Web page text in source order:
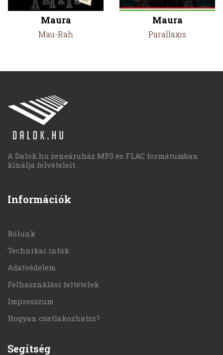
Maura
Mau-Rah
Maura
Parallaxis
A Dalok.hu zeneáruház MP3 és FLAC formátumban
kínálja felvételeit.
Információk
Rólunk
Technikai infók
Adatvédelem
Felhasználási feltételek
Impresszum
Hogyan csatlakozhatsz?
Segítség